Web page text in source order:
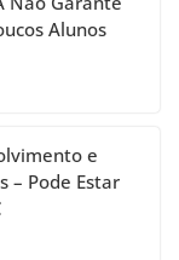
Alunos
e
– Pode Estar